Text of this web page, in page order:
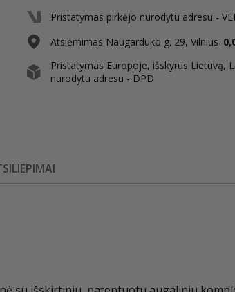
Pristatymas pirkėjo nurodytu adresu -
Atsiėmimas Naugarduko g. 29, Vilnius
Pristatymas Europoje, išskyrus Lietuvą,
nurodytu adresu - DPD